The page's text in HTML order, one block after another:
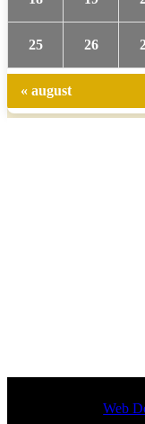
25 26
« august
Designed byWeb